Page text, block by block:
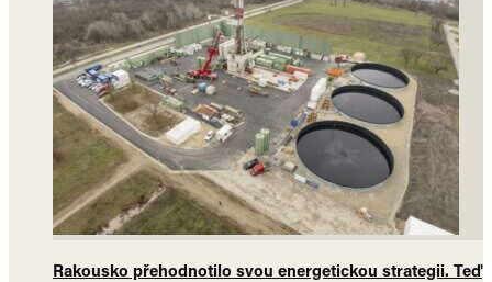
Rakousko přehodnotilo svou energetickou strategii. Teď